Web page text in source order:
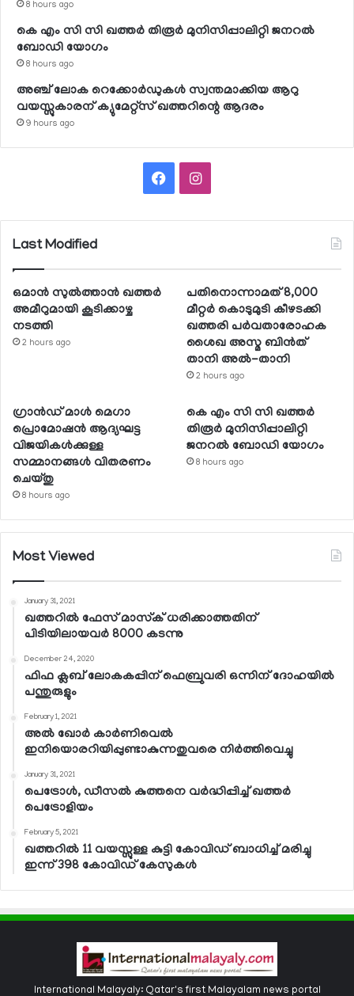
8 hours ago
കെ എം സി സി ഖത്തര്‍ തിരൂര്‍ മുനിസിപ്പാലിറ്റി ജനറല്‍
ബോഡി യോഗം
8 hours ago
അഞ്ച് ലോക റെക്കോര്‍ഡുകള്‍ സ്വന്തമാക്കിയ ആറു
വയസ്സുകാരന് ക്യുമേറ്റ്‌സ് ഖത്തറിന്റെ ആദരം
9 hours ago
FacebookInstagram
Last Modified
ഒമാന്‍ സുല്‍ത്താന്‍ ഖത്തര്‍
അമീറുമായി കൂടിക്കാഴ്ച
നടത്തി
2 hours ago
പതിനൊന്നാമത് 8,000
മീറ്റര്‍ കൊടുമുടി കീഴടക്കി
ഖത്തരി പര്‍വതാരോഹക
ശൈഖ അസ്മ ബിന്‍ത്
താനി അല്‍-താനി
2 hours ago
ഗ്രാന്‍ഡ് മാള്‍ മെഗാ
പ്രൊമോഷന്‍ ആദ്യഘട്ട
വിജയികള്‍ക്കുള്ള
സമ്മാനങ്ങള്‍ വിതരണം
ചെയ്തു
8 hours ago
കെ എം സി സി ഖത്തര്‍
തിരൂര്‍ മുനിസിപ്പാലിറ്റി
ജനറല്‍ ബോഡി യോഗം
8 hours ago
Most Viewed
January 31, 2021
ഖത്തറില്‍ ഫേസ് മാസ്‌ക് ധരിക്കാത്തതിന്
പിടിയിലായവര്‍ 8000 കടന്നു
December 24, 2020
ഫിഫ ക്ലബ് ലോകകപ്പിന് ഫെബ്രുവരി ഒന്നിന് ദോഹയില്‍
പന്തുരുളും
February 1, 2021
അല്‍ ഖോര്‍ കാര്‍ണിവെല്‍
ഇനിയൊരറിയിപ്പുണ്ടാകുന്നതുവരെ നിര്‍ത്തിവെച്ചു
January 31, 2021
പെട്രോള്‍, ഡീസല്‍ കുത്തനെ വര്‍ദ്ധിപ്പിച്ച് ഖത്തര്‍
പെട്രോളിയം
February 5, 2021
ഖത്തറില്‍ 11 വയസ്സുള്ള കുട്ടി കോവിഡ് ബാധിച്ച് മരിച്ചു
ഇന്ന് 398 കോവിഡ് കേസുകള്‍
International Malayaly: Qatar's first Malayalam news portal